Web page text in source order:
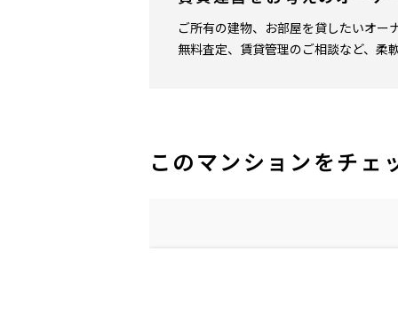
ご所有の建物、お部屋を貸したいオー
無料査定、賃貸管理のご相談など、柔
このマンションをチェ